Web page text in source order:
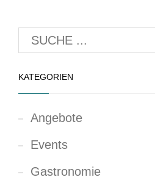
KATEGORIEN
Angebote
Events
Gastronomie